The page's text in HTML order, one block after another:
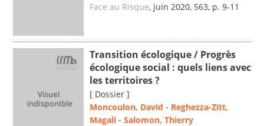
Face au Risque, juin 2020, 563, p. 9-11
Transition écologique / Progrès
écologique social : quels liens avec
les territoires ?
[ Dossier ]
Moncoulon, David - Reghezza-Zitt,
Magali - Salomon, Thierry